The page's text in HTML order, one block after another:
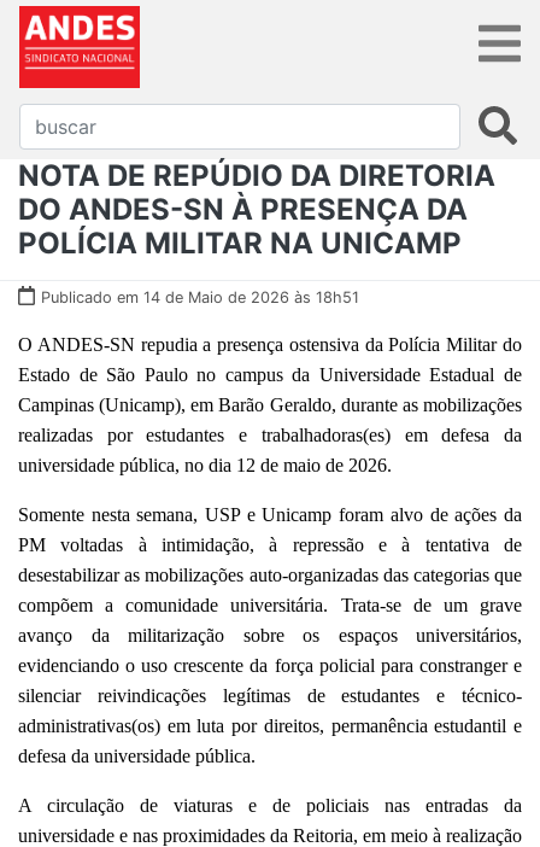
NOTA DE REPÚDIO DA DIRETORIA
DO ANDES-SN À PRESENÇA DA
POLÍCIA MILITAR NA UNICAMP
Publicado em 14 de Maio de 2026 às 18h51
O ANDES-SN repudia a presença ostensiva da Polícia Militar do
Estado de São Paulo no campus da Universidade Estadual de
Campinas (Unicamp), em Barão Geraldo, durante as mobilizações
realizadas por estudantes e trabalhadoras(es) em defesa da
universidade pública, no dia 12 de maio de 2026.
Somente nesta semana, USP e Unicamp foram alvo de ações da
PM voltadas à intimidação, à repressão e à tentativa de
desestabilizar as mobilizações auto-organizadas das categorias que
compõem a comunidade universitária. Trata-se de um grave
avanço da militarização sobre os espaços universitários,
evidenciando o uso crescente da força policial para constranger e
silenciar reivindicações legítimas de estudantes e técnico-
administrativas(os) em luta por direitos, permanência estudantil e
defesa da universidade pública.
A circulação de viaturas e de policiais nas entradas da
universidade e nas proximidades da Reitoria, em meio à realização